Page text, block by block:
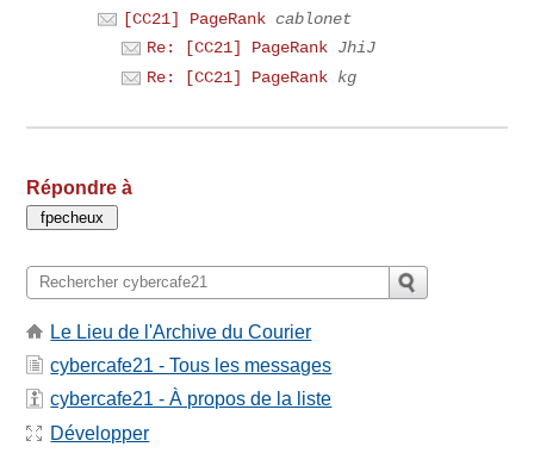
[CC21] PageRank cablonet
Re: [CC21] PageRank JhiJ
Re: [CC21] PageRank kg
Répondre à
Le Lieu de l'Archive du Courier
cybercafe21 - Tous les messages
cybercafe21 - À propos de la liste
Développer